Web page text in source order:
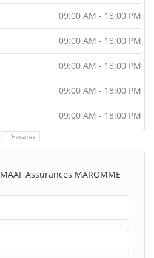
Horaires
09:00 AM - 18:00 PM
09:00 AM - 18:00 PM
09:00 AM - 18:00 PM
09:00 AM - 18:00 PM
09:00 AM - 18:00 PM
Assurances MAROMME